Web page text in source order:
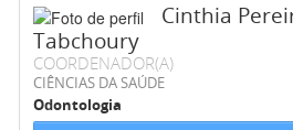
Cinthia
Tabchoury
COORDENADOR(A)
CIÊNCIAS DA SAÚDE
Odontologia